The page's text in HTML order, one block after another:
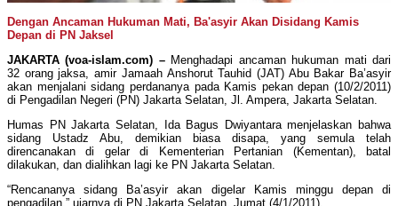
Dengan Ancaman Hukuman Mati, Ba'asyir Akan Disidang Kamis
Depan di PN Jaksel
JAKARTA (voa-islam.com) –Menghadapi ancaman hukuman mati dari
32 orang jaksa, amir Jamaah Anshorut Tauhid (JAT) Abu Bakar Ba’asyir
akan menjalani sidang perdananya pada Kamis pekan depan (10/2/2011)
di Pengadilan Negeri (PN) Jakarta Selatan, Jl. Ampera, Jakarta Selatan.
Humas PN Jakarta Selatan, Ida Bagus Dwiyantara menjelaskan bahwa
sidang Ustadz Abu, demikian biasa disapa, yang semula telah
direncanakan di gelar di Kementerian Pertanian (Kementan), batal
dilakukan, dan dialihkan lagi ke PN Jakarta Selatan.
“Rencananya sidang Ba’asyir akan digelar Kamis minggu depan di
pengadilan,” ujarnya di PN Jakarta Selatan, Jumat (4/1/2011).